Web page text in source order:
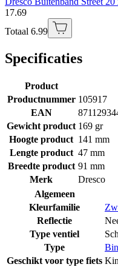
17.69
Totaal 6.99
Specificaties
Product
Productnummer 105917
EAN
Gewicht product 169 gr
Hoogte product 141 mm
Lengte product 47 mm
Breedte product 91 mm
Merk
Dresco
Algemeen
Kleurfamilie
Reflectie
Type ventiel
Type
Geschikt voor type fiets